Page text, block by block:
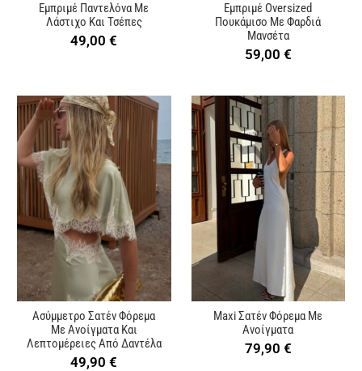
Εμπριμέ Παντελόνα Με
Λάστιχο Και Τσέπες
49,00€
Εμπριμέ Oversized
Πουκάμισο Με Φαρδιά
Μανσέτα
59,00 €
Ασύμμετρο Σατέν Φόρεμα
Με Ανοίγματα Και
Λεπτομέρειες Από Δαντέλα
49,90€
Maxi Σατέν Φόρεμα Με
Ανοίγματα
79,90 €